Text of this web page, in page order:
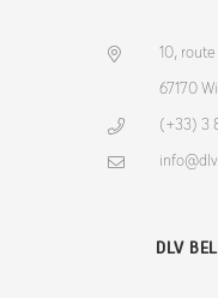
10,
67170
(+33) 3
DLV